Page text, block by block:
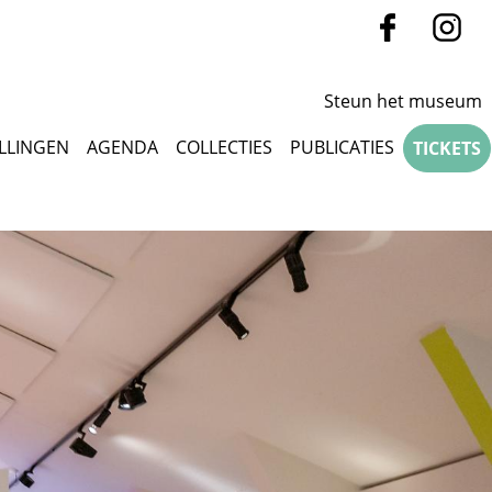
Steun het museum
AGENDA COLLECTIES PUBLICATIES TICKETS